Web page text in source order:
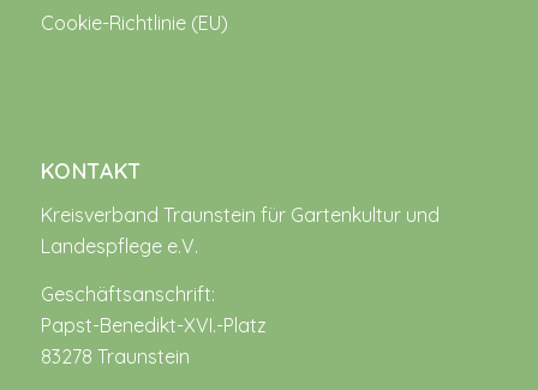
Cookie-Richtlinie (EU)
KONTAKT
Kreisverband Traunstein für Gartenkultur und
Landespflege e.V.
Geschäftsanschrift:
Papst-Benedikt-XVI.-Platz
83278 Traunstein